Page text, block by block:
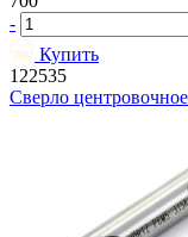
-
Купить
122535
Сверло